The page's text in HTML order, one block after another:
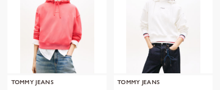
TOMMY JEANS
TOMMY JEANS